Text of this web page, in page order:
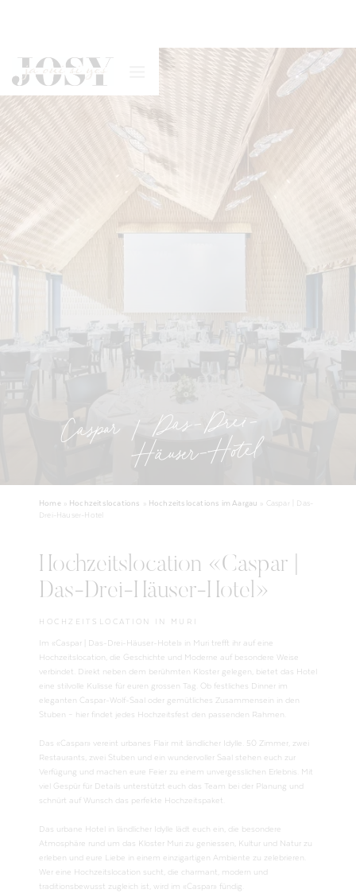
Caspar | Das-Drei-
Häuser-Hotel
Home Hochzeitslocations Hochzeitslocations im Aargau
Caspar | Das-
Drei-Häuser-Hotel
Hochzeitslocation «Caspar |
Das-Drei-Häuser-Hotel»
HOCHZEITSLOCATION IN MURI
Im «Caspar | Das-Drei-Häuser-Hotel» in Muri trefft ihr auf eine
Hochzeitslocation, die Geschichte und Moderne auf besondere Weise
verbindet. Direkt neben dem berühmten Kloster gelegen, bietet das Hotel
eine stilvolle Kulisse für euren grossen Tag. Ob festliches Dinner im
eleganten Caspar-Wolf-Saal oder gemütliches Zusammensein in den
Stuben – hier findet jedes Hochzeitsfest den passenden Rahmen.
Das «Caspar» vereint urbanes Flair mit ländlicher Idylle. 50 Zimmer, zwei
Restaurants, zwei Stuben und ein wundervoller Saal stehen euch zur
Verfügung und machen eure Feier zu einem unvergesslichen Erlebnis. Mit
viel Gespür für Details unterstützt euch das Team bei der Planung und
schnürt auf Wunsch das perfekte Hochzeitspaket.
Das urbane Hotel in ländlicher Idylle lädt euch ein, die besondere
Atmosphäre rund um das Kloster Muri zu geniessen, Kultur und Natur zu
erleben und eure Liebe in einem einzigartigen Ambiente zu zelebrieren.
Wer eine Hochzeitslocation sucht, die charmant, modern und
traditionsbewusst zugleich ist, wird im «Caspar» fündig.